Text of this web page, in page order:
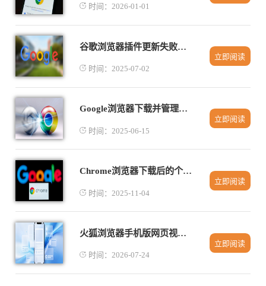
时间：2026-01-01
谷歌浏览器插件更新失败排查
时间：2025-07-02
立即阅读
Google浏览器下载并管理离线网页的方法
时间：2025-06-15
立即阅读
Chrome浏览器下载后的个性化搜索引擎设置
时间：2025-11-04
立即阅读
火狐浏览器手机版网页视频倍速播放调节播放速度完整技巧
时间：2026-07-24
立即阅读